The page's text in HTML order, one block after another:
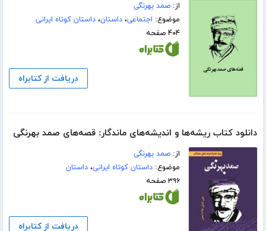
از:صمد بهرنگی
موضوع: اجتماعی،داستان،داستان کوتاه ایرانی
۴۰۴ صفحه
دریافت از کتابراه
دانلود کتاب ریشه‌ها و اندیشه‌های ماندگار: قصه‌های صمد بهرنگی
از:صمد بهرنگی
موضوع:داستان کوتاه ایرانی،داستان
۳۹۶ صفحه
دریافت از کتابراه